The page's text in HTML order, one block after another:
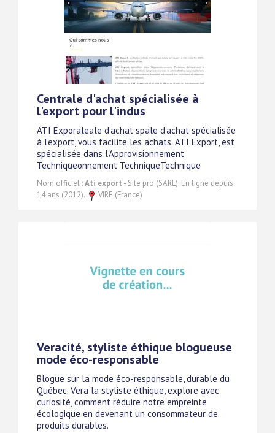
Centrale d'achat spécialisée à
l'export pour l'indus
ATI Exporaleale d'achat spale d'achat spécialisée
à l'export, vous facilite les achats. ATI Export, est
spécialisée dans l'Approvisionnement
Techniqueonnement TechniqueTechnique
Nom officiel :Ati export - Site pro (SARL). En ligne depuis
14 ans (2012).
VIRE (France)
Veracité, styliste éthique blogueuse
mode éco-responsable
Blogue sur la mode éco-responsable, durable du
Québec. Vera la styliste éthique, explore avec
curiosité, comment réduire notre empreinte
écologique en devenant un consommateur de
produits durables.